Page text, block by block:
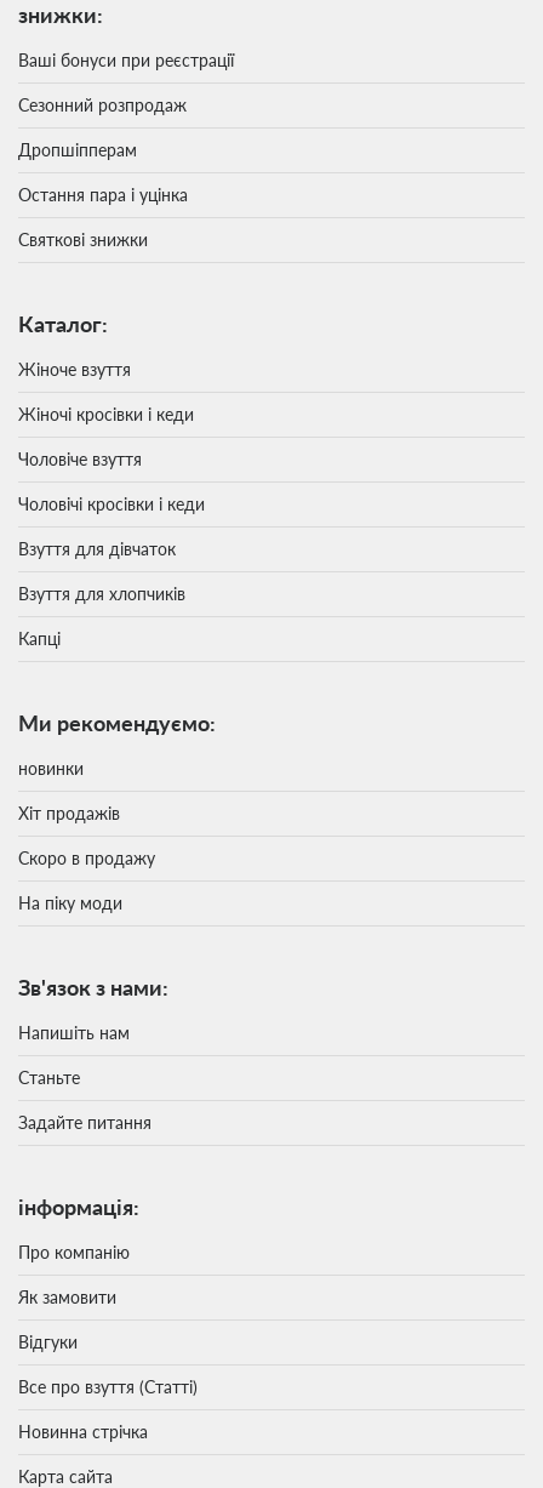
знижки:
Ваші бонуси при реєстрації
Сезонний розпродаж
Дропшіпперам
Остання пара і уцінка
Святкові знижки
Каталог:
Жіноче взуття
Жіночі кросівки і кеди
Чоловіче взуття
Чоловічі кросівки і кеди
Взуття для дівчаток
Взуття для хлопчиків
Капці
Ми рекомендуємо:
новинки
Хіт продажів
Скоро в продажу
На піку моди
Зв'язок з нами:
Напишіть нам
Станьте
Задайте питання
інформація:
Про компанію
Як замовити
Відгуки
Все про взуття (Статті)
Новинна стрічка
Карта сайта